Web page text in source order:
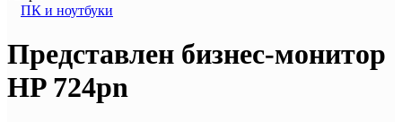
ПК и ноутбуки
Представлен бизнес-монитор
HP 724pn